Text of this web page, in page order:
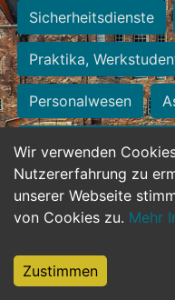
Wir verwenden
Nutzererfahrung zu
unserer Webseite
von Cookies zu. Mehr
Zustimmen
Sicherheitsdienste
Praktika,
Personalwesen
Hilfskräfte, Aushilfs-
Einkauf, Logistik,
Weiterbildung,
Tourismus